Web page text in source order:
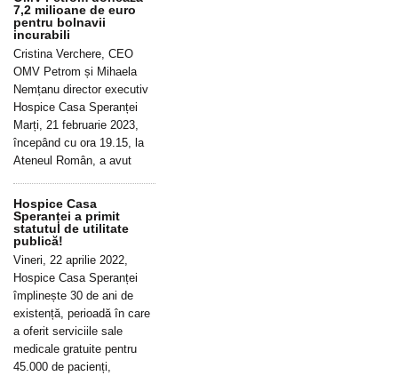
7,2 milioane de euro
pentru bolnavii
incurabili
Cristina Verchere, CEO
OMV Petrom și Mihaela
Nemțanu director executiv
Hospice Casa Speranței
Marți, 21 februarie 2023,
începând cu ora 19.15, la
Ateneul Român, a avut
Hospice Casa
Speranței a primit
statutul de utilitate
publică!
Vineri, 22 aprilie 2022,
Hospice Casa Speranței
împlinește 30 de ani de
existență, perioadă în care
a oferit serviciile sale
medicale gratuite pentru
45.000 de pacienți,